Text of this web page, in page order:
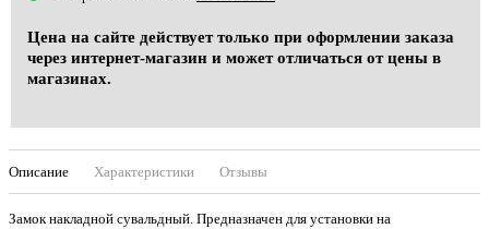
Цена на сайте действует только при оформлении заказа
через интернет-магазин и может отличаться от цены в
магазинах.
Описание Характеристики Отзывы
Замок накладной сувальдный. Предназначен для установки на